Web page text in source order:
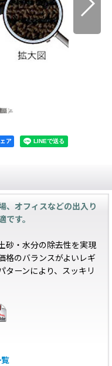
ア
、オフィスなどの出入り
す。
砂・水分の除去性を実現
格のバランスがよいレギ
ターンにより、スッキリ